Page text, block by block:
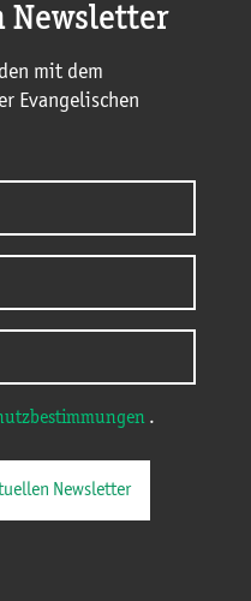
Newsletter
mit dem
Evangelischen
.
Newsletter